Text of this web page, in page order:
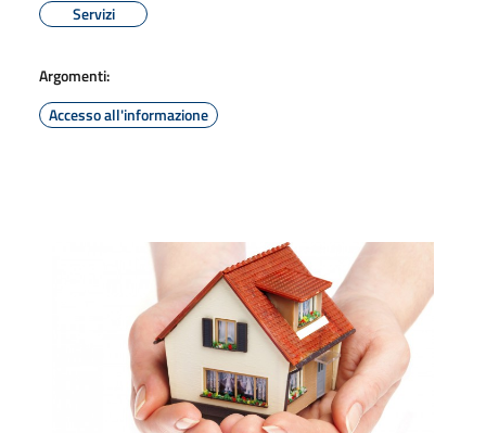
Servizi
Argomenti:
Accesso all'informazione